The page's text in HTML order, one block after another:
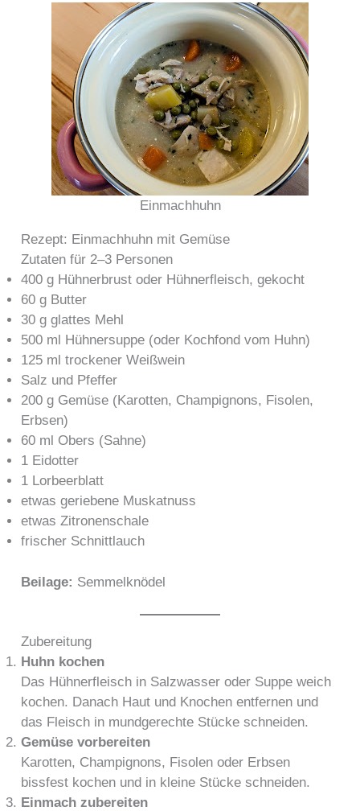
Einmachhuhn
Rezept: Einmachhuhn mit Gemüse
Zutaten für 2–3 Personen
400 g Hühnerbrust oder Hühnerfleisch, gekocht
60 g Butter
30 g glattes Mehl
500 ml Hühnersuppe (oder Kochfond vom Huhn)
125 ml trockener Weißwein
Salz und Pfeffer
200 g Gemüse (Karotten, Champignons, Fisolen,
Erbsen)
60 ml Obers (Sahne)
1 Eidotter
1 Lorbeerblatt
etwas geriebene Muskatnuss
etwas Zitronenschale
frischer Schnittlauch
Beilage: Semmelknödel
Zubereitung
Huhn kochen
Das Hühnerfleisch in Salzwasser oder Suppe weich
kochen. Danach Haut und Knochen entfernen und
das Fleisch in mundgerechte Stücke schneiden.
Gemüse vorbereiten
Karotten, Champignons, Fisolen oder Erbsen
bissfest kochen und in kleine Stücke schneiden.
Einmach zubereiten